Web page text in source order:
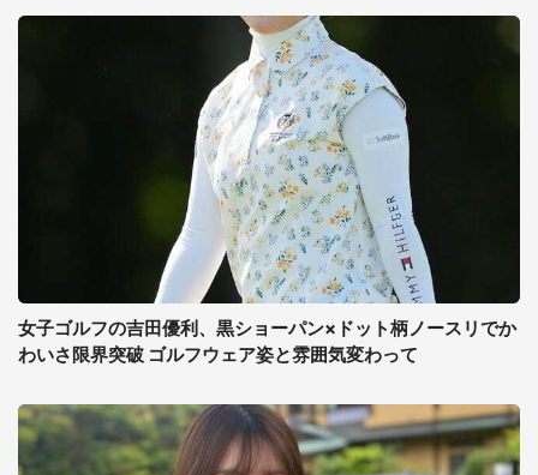
女子ゴルフの吉田優利、黒ショーパン×ドット柄ノースリでか
わいさ限界突破 ゴルフウェア姿と雰囲気変わって